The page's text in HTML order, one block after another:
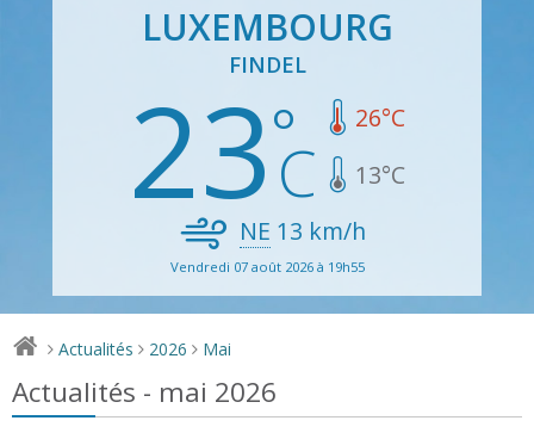
LUXEMBOURG
FINDEL
23 26°C
13°C
NE 13 km/h
Vendredi 07 août 2026 à 19h55
> Actualités > 2026 > Mai
Actualités - mai 2026